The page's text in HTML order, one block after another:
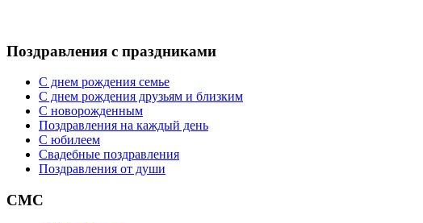
Поздравления с праздниками
С днем рождения семье
С днем рождения друзьям и близким
C новорожденным
Поздравления на каждый день
С юбилеем
Свадебные поздравления
Поздравления от души
СМС